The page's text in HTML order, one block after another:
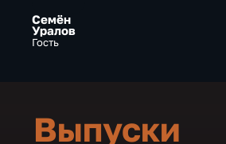
Семён
Уралов
Гость
Выпуски